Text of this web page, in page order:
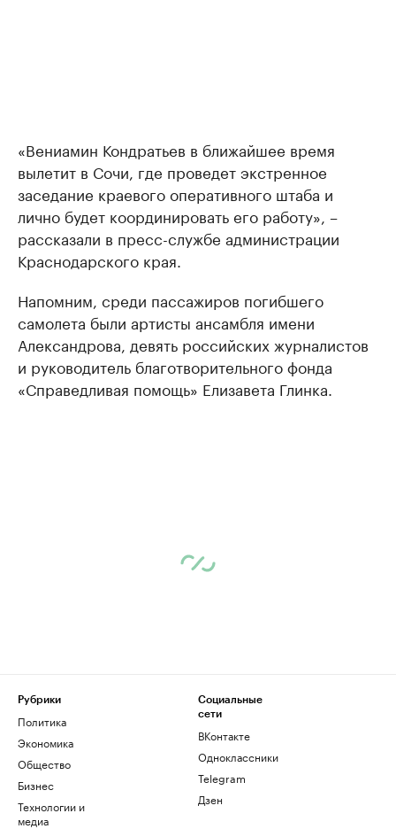
«Вениамин Кондратьев в ближайшее время
вылетит в Сочи, где проведет экстренное
заседание краевого оперативного штаба и
лично будет координировать его работу», –
рассказали в пресс-службе администрации
Краснодарского края.
Напомним, среди пассажиров погибшего
самолета были артисты ансамбля имени
Александрова, девять российских журналистов
и руководитель благотворительного фонда
«Справедливая помощь» Елизавета Глинка.
Рубрики
Политика
Экономика
Общество
Бизнес
Технологии и
медиа
Социальные
сети
ВКонтакте
Одноклассники
Telegram
Дзен